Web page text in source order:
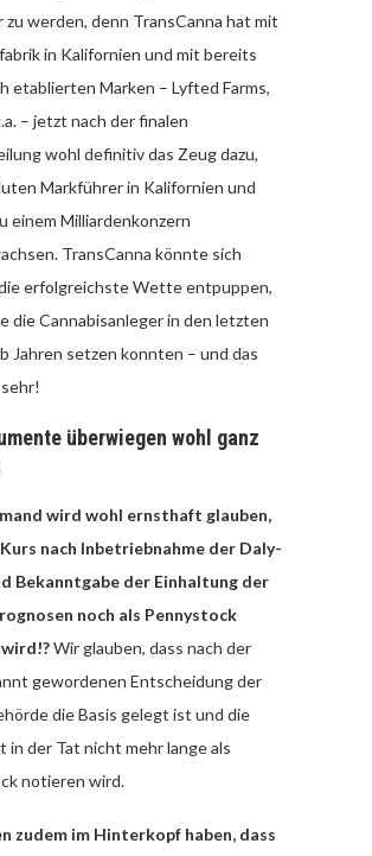
werden, denn TransCanna hat mit
in Kalifornien und mit bereits
etablierten Marken – Lyfted Farms,
– jetzt nach der finalen
wohl definitiv das Zeug dazu,
Markführer in Kalifornien und
einem Milliardenkonzern
TransCanna könnte sich
erfolgreichste Wette entpuppen,
die Cannabisanleger in den letzten
Jahren setzen konnten – und das
überwiegen wohl ganz
wird wohl ernsthaft glauben,
nach Inbetriebnahme der Daly-
Bekanntgabe der Einhaltung der
noch als Pennystock
Wir glauben, dass nach der
gewordenen Entscheidung der
die Basis gelegt ist und die
in der Tat nicht mehr lange als
notieren wird.
zudem im Hinterkopf haben, dass